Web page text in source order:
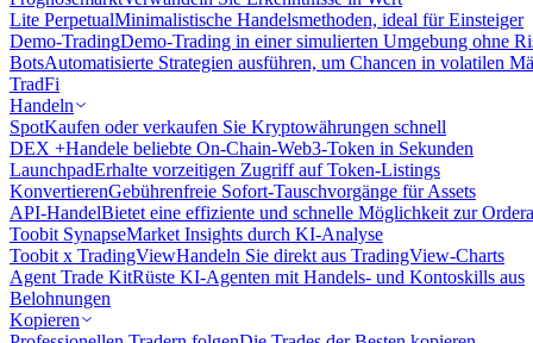
Lite PerpetualMinimalistische Handelsmethoden, ideal für Einsteiger
Demo-TradingDemo-Trading in einer simulierten Umgebung ohne
BotsAutomatisierte Strategien ausführen, um Chancen in volatilen
TradFi
Handeln
SpotKaufen oder verkaufen Sie Kryptowährungen schnell
DEX +Handele beliebte On-Chain-Web3-Token in Sekunden
LaunchpadErhalte vorzeitigen Zugriff auf Token-Listings
KonvertierenGebührenfreie Sofort-Tauschvorgänge für Assets
API-HandelBietet eine effiziente und schnelle Möglichkeit zur
Toobit SynapseMarket Insights durch KI-Analyse
Toobit x TradingViewHandeln Sie direkt aus TradingView-Charts
Agent Trade KitRüste KI-Agenten mit Handels- und Kontoskills aus
Belohnungen
Kopieren